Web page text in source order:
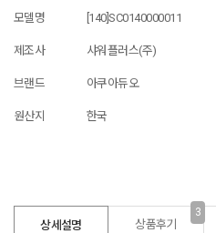
모델명 [140]SC0140000011
제조사 샤워플러스(주)
브랜드 아쿠아듀오
원산지 한국
상세설명 상품후기
3